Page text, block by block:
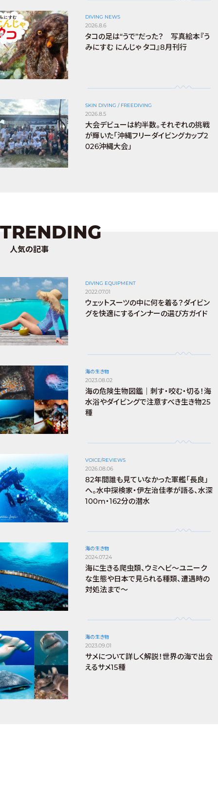
DIVING NEWS
2026.8.6
タコの足は“うで”だった？ 写真絵本『う
みにすむ にんじゃ タコ』8月刊行
SKIN DIVING / FREEDIVING
2026.8.5
大会デビューは約半数。それぞれの挑戦
が輝いた「沖縄フリーダイビングカップ2
026沖縄大会」
TRENDING
人気の記事
DIVING EQUIPMENT
2022.07.01
ウェットスーツの中に何を着る？ダイビン
グを快適にするインナーの選び方ガイド
海の生き物
2023.08.02
海の危険生物図鑑｜刺す・咬む・切る！海
水浴やダイビングで注意すべき生き物25
種
VOICE/REVIEWS
2026.08.06
82年間誰も見ていなかった軍艦「長良」
へ。水中探検家・伊左治佳孝が語る、水深
100m・162分の潜水
海の生き物
2024.07.24
海に生きる爬虫類、ウミヘビ～ユニーク
な生態や日本で見られる種類、遭遇時の
対処法まで～
海の生き物
2023.09.01
サメについて詳しく解説！世界の海で出会
えるサメ15種